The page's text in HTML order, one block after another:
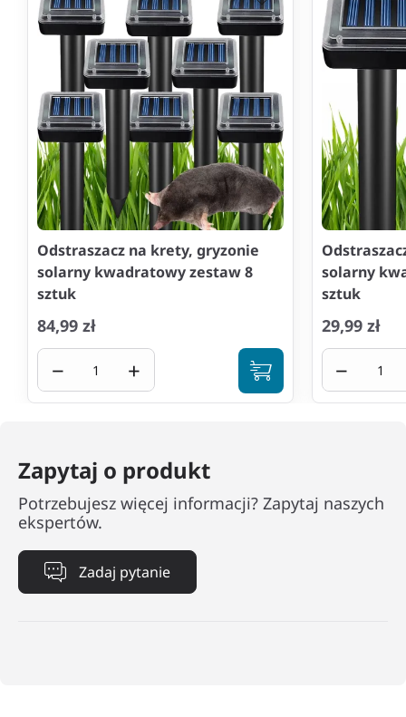
Odstraszacz na krety, gryzonie
solarny kwadratowy zestaw 8
sztuk
84,99 zł
− +
solarny
sztuk
29,99 zł
−
Zapytaj o produkt
Potrzebujesz więcej informacji? Zapytaj naszych
ekspertów.
Zadaj pytanie